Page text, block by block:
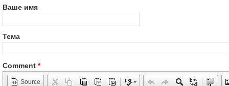
Ваше имя
Тема
Comment *
Source